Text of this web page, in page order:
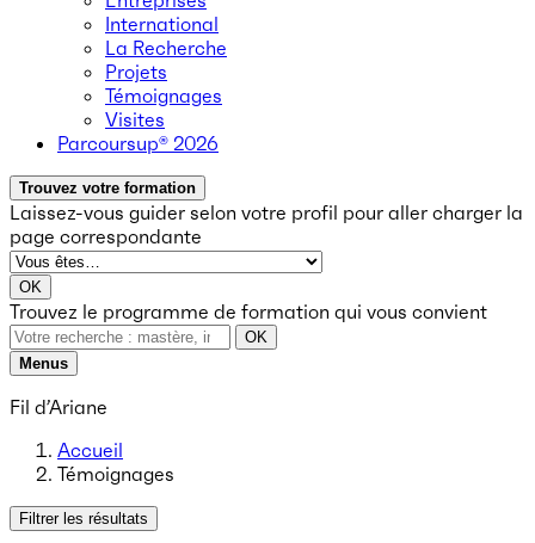
International
La Recherche
Projets
Témoignages
Visites
Parcoursup® 2026
Trouvez votre formation
Laissez-vous guider selon votre profil pour aller charger la
page correspondante
OK
Trouvez le programme de formation qui vous convient
OK
Menus
Fil d’Ariane
Accueil
Témoignages
Filtrer les résultats